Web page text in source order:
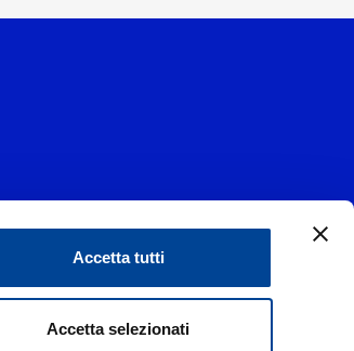
Accetta tutti
Accetta selezionati